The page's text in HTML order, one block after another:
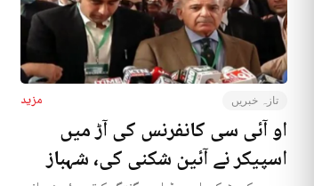
تازہ خبریں مزید
او آئی سی کانفرنس کی آڑ میں
اسپیکر نے آئین شکنی کی، شہباز